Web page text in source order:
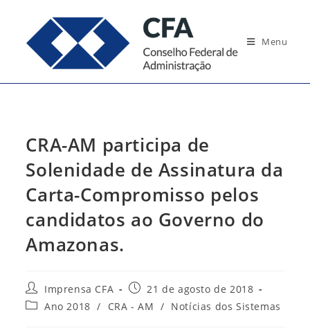
conteúdo
Menu
CRA-AM participa de
Solenidade de Assinatura da
Carta-Compromisso pelos
candidatos ao Governo do
Amazonas.
Autor
do
post:
Imprensa CFA
Post
publicado:
21 de agosto de 2018
Categoria
Ano 2018 / CRA - AM / Notícias dos Sistemas